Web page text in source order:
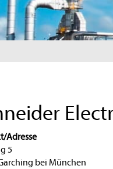
Adresse
5
bei München